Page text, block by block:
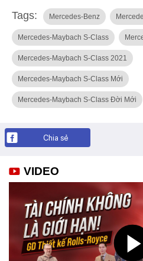
Tags: Mercedes-Benz
Mercedes-Maybach S-Class
Mercedes-Maybach S-Class 2021
Mercedes-Maybach S-Class Mới
Mercedes-Maybach S-Class Đời Mới
Chia sẻ
VIDEO